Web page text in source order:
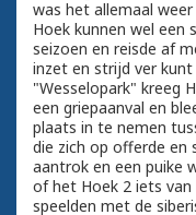
was het allemaal
Hoek kunnen wel een
seizoen en reisde af
inzet en strijd ver
"Wesselopark" kreeg
een griepaanval en
plaats in te nemen
die zich op offerde en
aantrok en een puike
of het Hoek 2 iets
speelden met de